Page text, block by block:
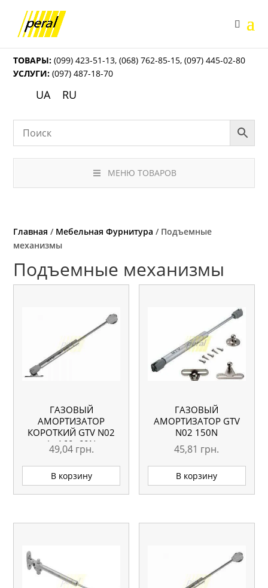
ТОВАРЫ: (099) 423-51-13,(068) 762-85-15,(097) 445-02-80
УСЛУГИ: (097) 487-18-70
UA RU
МЕНЮ ТОВАРОВ
Главная / Мебельная Фурнитура / Подъемные
механизмы
Подъемные механизмы
ГАЗОВЫЙ
АМОРТИЗАТОР
КОРОТКИЙ GTV N02
L=160, 60N
49,04 грн.
В корзину
ГАЗОВЫЙ
АМОРТИЗАТОР GTV
N02 150N
45,81 грн.
В корзину